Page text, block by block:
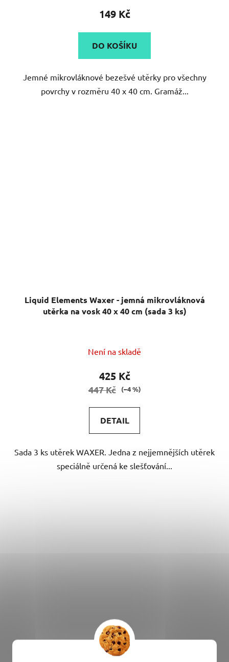
produktu
5,0
z
hvězdiček.
149 Kč
DO KOŠÍKU
Jemné mikrovláknové bezešvé utěrky pro všechny
povrchy v rozměru 40 x 40 cm. Gramáž...
Liquid Elements Waxer - jemná mikrovláknová
utěrka na vosk 40 x 40 cm (sada 3 ks)
Není na skladě
425 Kč
447 Kč (–4 %)
DETAIL
Sada 3 ks utěrek WAXER. Jedna z nejjemnějších utěrek
speciálně určená ke slešťování...